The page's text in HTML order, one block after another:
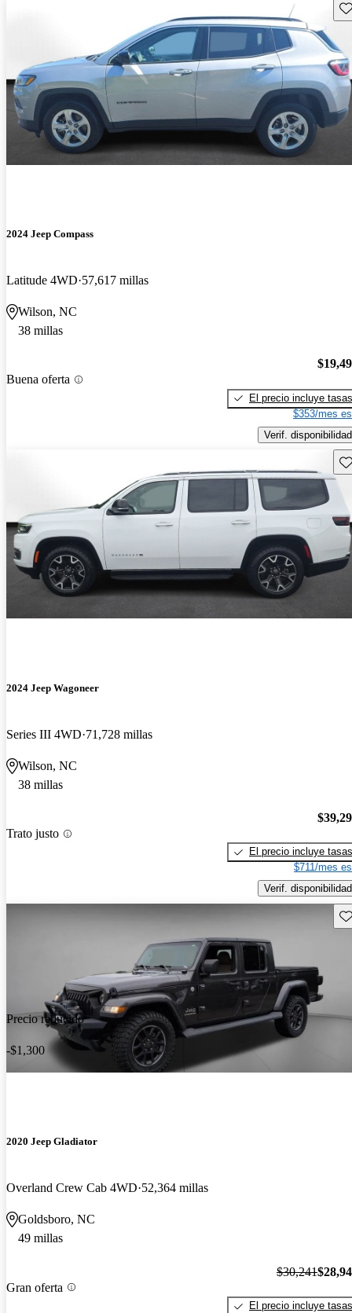
2024 Jeep Compass
Latitude 4WD 57,617 millas
Wilson, NC
38 millas
Buena oferta
El precio incluye tasas
$353/mes
Verif. disponibilidad
2024 Jeep Wagoneer
Series III 4WD 71,728 millas
Wilson, NC
38 millas
Trato justo
El precio incluye tasas
$711/mes
Verif. disponibilidad
Precio reducido
-$1,300
2020 Jeep Gladiator
Overland Crew Cab 4WD 52,364 millas
Goldsboro, NC
49 millas
Gran oferta
$30,241
El precio incluye tasas